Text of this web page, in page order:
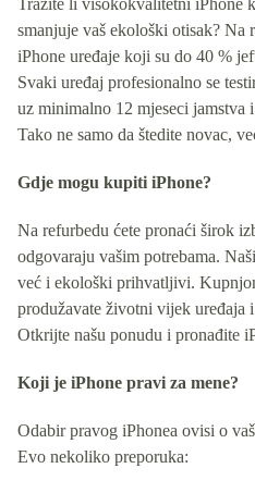
smanjuje vaš ekološki otisak? Na
iPhone uređaje koji su do 40 %
Svaki uređaj profesionalno se
uz minimalno 12 mjeseci
Tako ne samo da štedite novac,
Gdje mogu kupiti iPhone?
Na refurbedu ćete pronaći širok
odgovaraju vašim potrebama.
već i ekološki prihvatljivi.
produžavate životni vijek uređaja
Otkrijte našu ponudu i pronađite
Koji je iPhone pravi za mene?
Odabir pravog iPhonea ovisi o
Evo nekoliko preporuka: